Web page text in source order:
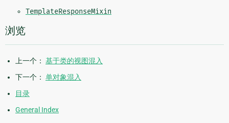
TemplateResponseMixin
浏览
上一个： 基于类的视图混入
下一个： 单对象混入
目录
General Index